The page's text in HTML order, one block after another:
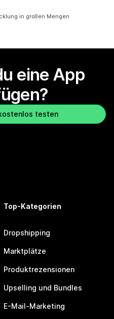
in großen Mengen
eine App
testen
Top-Kategorien
Dropshipping
Marktplätze
Produktrezensionen
Upselling und Bundles
E-Mail-Marketing